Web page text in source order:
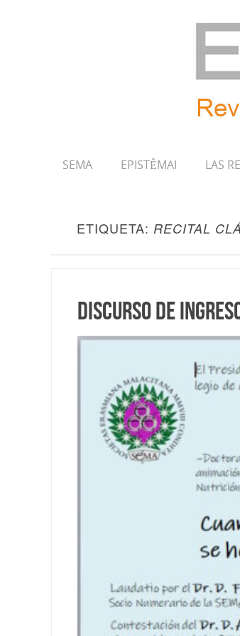
SEMA EPISTÊMAI LAS
ETIQUETA: RECITAL
Discurso de